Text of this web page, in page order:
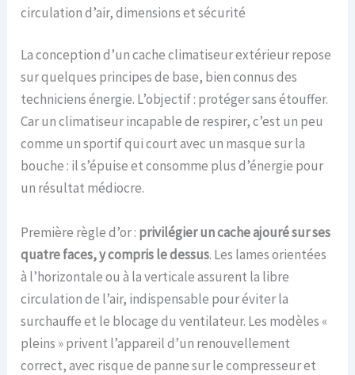
circulation d’air, dimensions et sécurité
La conception d’un cache climatiseur extérieur repose
sur quelques principes de base, bien connus des
techniciens énergie. L’objectif : protéger sans étouffer.
Car un climatiseur incapable de respirer, c’est un peu
comme un sportif qui court avec un masque sur la
bouche : il s’épuise et consomme plus d’énergie pour
un résultat médiocre.
Première règle d’or : privilégier un cache ajouré sur ses
quatre faces, y compris le dessus. Les lames orientées
à l’horizontale ou à la verticale assurent la libre
circulation de l’air, indispensable pour éviter la
surchauffe et le blocage du ventilateur. Les modèles «
pleins » privent l’appareil d’un renouvellement
correct, avec risque de panne sur le compresseur et